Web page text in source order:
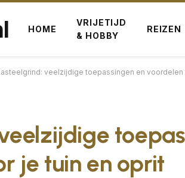
HOME
VRIJETIJD
& HOBBY
REIZEN
veelzijdige toepassingen en voordelen
je tuin en oprit